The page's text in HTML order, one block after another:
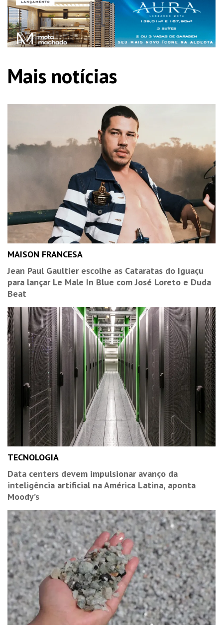
Mais notícias
MAISON FRANCESA
Jean Paul Gaultier escolhe as Cataratas do Iguaçu
para lançar Le Male In Blue com José Loreto e Duda
Beat
TECNOLOGIA
Data centers devem impulsionar avanço da
inteligência artificial na América Latina, aponta
Moody’s